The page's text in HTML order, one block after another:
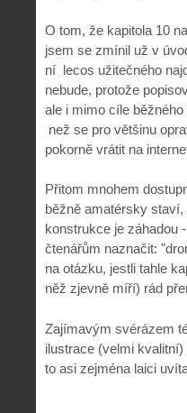
O tom, že kapitola 10
jsem se zmínil už v
ní lecos užitečného
nebude, protože
ale i mimo cíle
než se pro většinu
pokorně vrátit na
Přitom mnohem
běžně amatérsky
konstrukce je záhadou
čtenářům naznačit:
na otázku, jestli tahle
něž zjevně míří) rád
Zajímavým svérázem
ilustrace (velmi
to asi zejména laici